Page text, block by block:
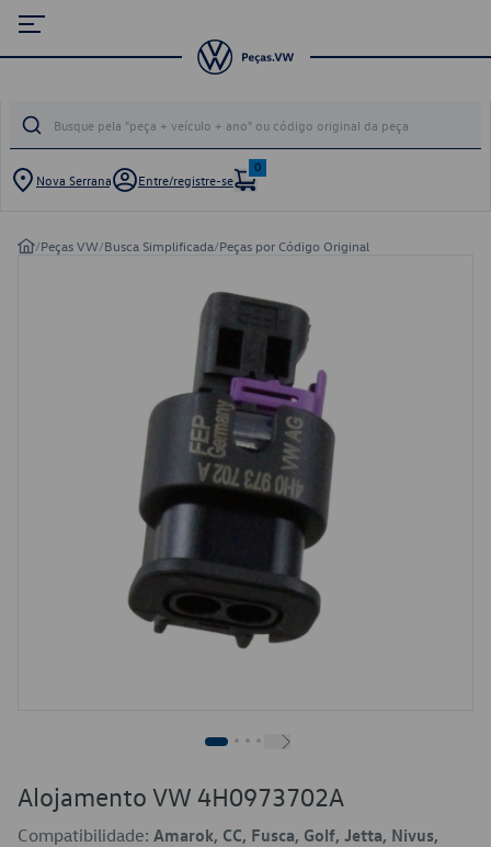
Nova Serrana Entre/registre-se
0
/Peças VW/Busca Simplificada/Peças por Código Original
Alojamento VW 4H0973702A
Compatibilidade: Amarok, CC, Fusca, Golf, Jetta, Nivus,